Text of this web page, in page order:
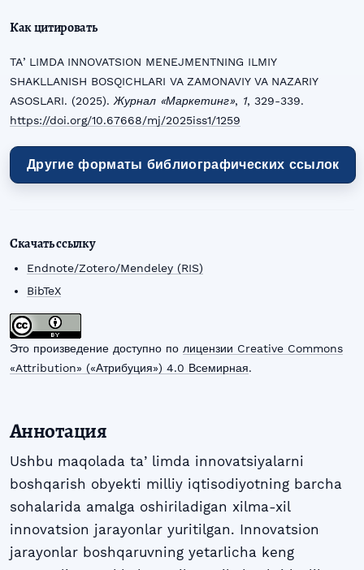
Как цитировать
TAʼLIMDA INNOVATSION MENEJMENTNING ILMIY
SHAKLLANISH BOSQICHLARI VA ZAMONAVIY VA NAZARIY
ASOSLARI. (2025).Журнал «Маркетинг», 1, 329-339.
https://doi.org/10.67668/mj/2025iss1/1259
Другие форматы библиографических ссылок
Скачать ссылку
Endnote/Zotero/Mendeley (RIS)
BibTeX
Это произведение доступно по лицензии Creative Commons
«Attribution» («Атрибуция») 4.0 Всемирная.
Аннотация
Ushbu maqolada taʼlimda innovatsiyalarni
boshqarish obyekti milliy iqtisodiyotning barcha
sohalarida amalga oshiriladigan xilma-xil
innovatsion jarayonlar yuritilgan. Innovatsion
jarayonlar boshqaruvning yetarlicha keng